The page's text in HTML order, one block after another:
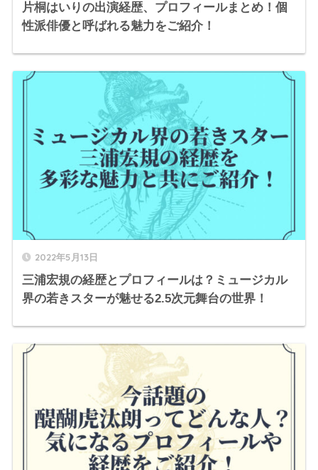
片桐はいりの出演経歴、プロフィールまとめ！個
性派俳優と呼ばれる魅力をご紹介！
2022年5月13日
三浦宏規の経歴とプロフィールは？ミュージカル
界の若きスターが魅せる2.5次元舞台の世界！